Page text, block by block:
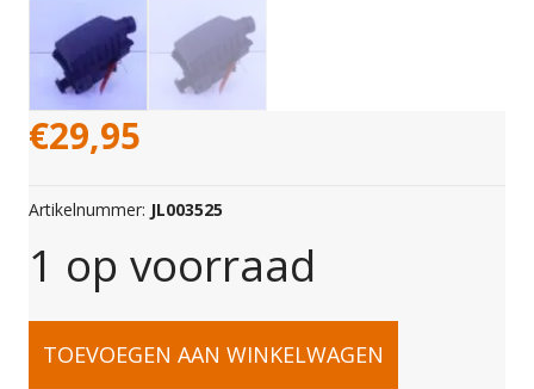
€29,95
Artikelnummer: JL003525
1 op voorraad
CADDY
TOEVOEGEN AAN WINKELWAGEN